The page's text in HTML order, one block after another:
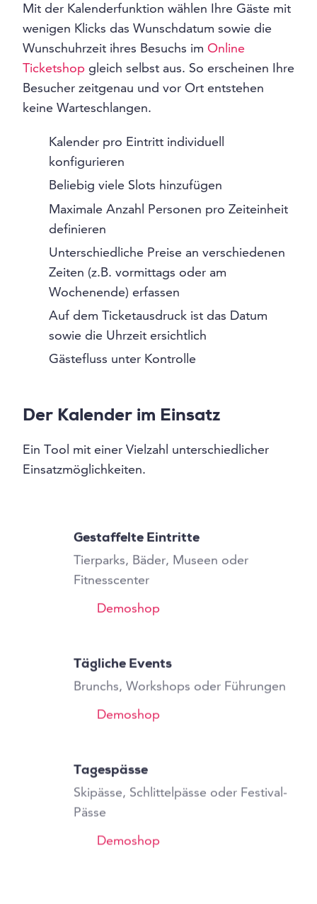
Mit der Kalenderfunktion wählen Ihre Gäste mit
wenigen Klicks das Wunschdatum sowie die
Wunschuhrzeit ihres Besuchs im Online
Ticketshop gleich selbst aus. So erscheinen Ihre
Besucher zeitgenau und vor Ort entstehen
keine Warteschlangen.
Kalender pro Eintritt individuell
konfigurieren
Beliebig viele Slots hinzufügen
Maximale Anzahl Personen pro Zeiteinheit
definieren
Unterschiedliche Preise an verschiedenen
Zeiten (z.B. vormittags oder am
Wochenende) erfassen
Auf dem Ticketausdruck ist das Datum
sowie die Uhrzeit ersichtlich
Gästefluss unter Kontrolle
Der Kalender im Einsatz
Ein Tool mit einer Vielzahl unterschiedlicher
Einsatzmöglichkeiten.
Gestaffelte Eintritte
Tierparks, Bäder, Museen oder
Fitnesscenter
Demoshop
Tägliche Events
Brunchs, Workshops oder Führungen
Demoshop
Tagespässe
Skipässe, Schlittelpässe oder Festival-
Pässe
Demoshop